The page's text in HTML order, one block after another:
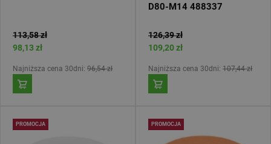
113,58 zł
98,13 zł
Najniższa cena 30dni: 96,54 zł
D80-M14 488337
126,39 zł
109,20 zł
Najniższa cena 30dni: 107,44 zł
PROMOCJA PROMOCJA